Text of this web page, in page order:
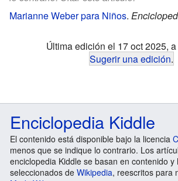
Marianne Weber para Niños.
Última edición el 17 oct 2025,
Sugerir una edición.
Enciclopedia Kiddle
El contenido está disponible bajo la licencia
menos que se indique lo contrario. Los
enciclopedia Kiddle se basan en contenido y
seleccionados de Wikipedia, reescritos para